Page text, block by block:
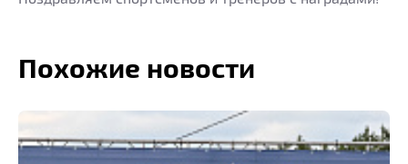
Похожие новости